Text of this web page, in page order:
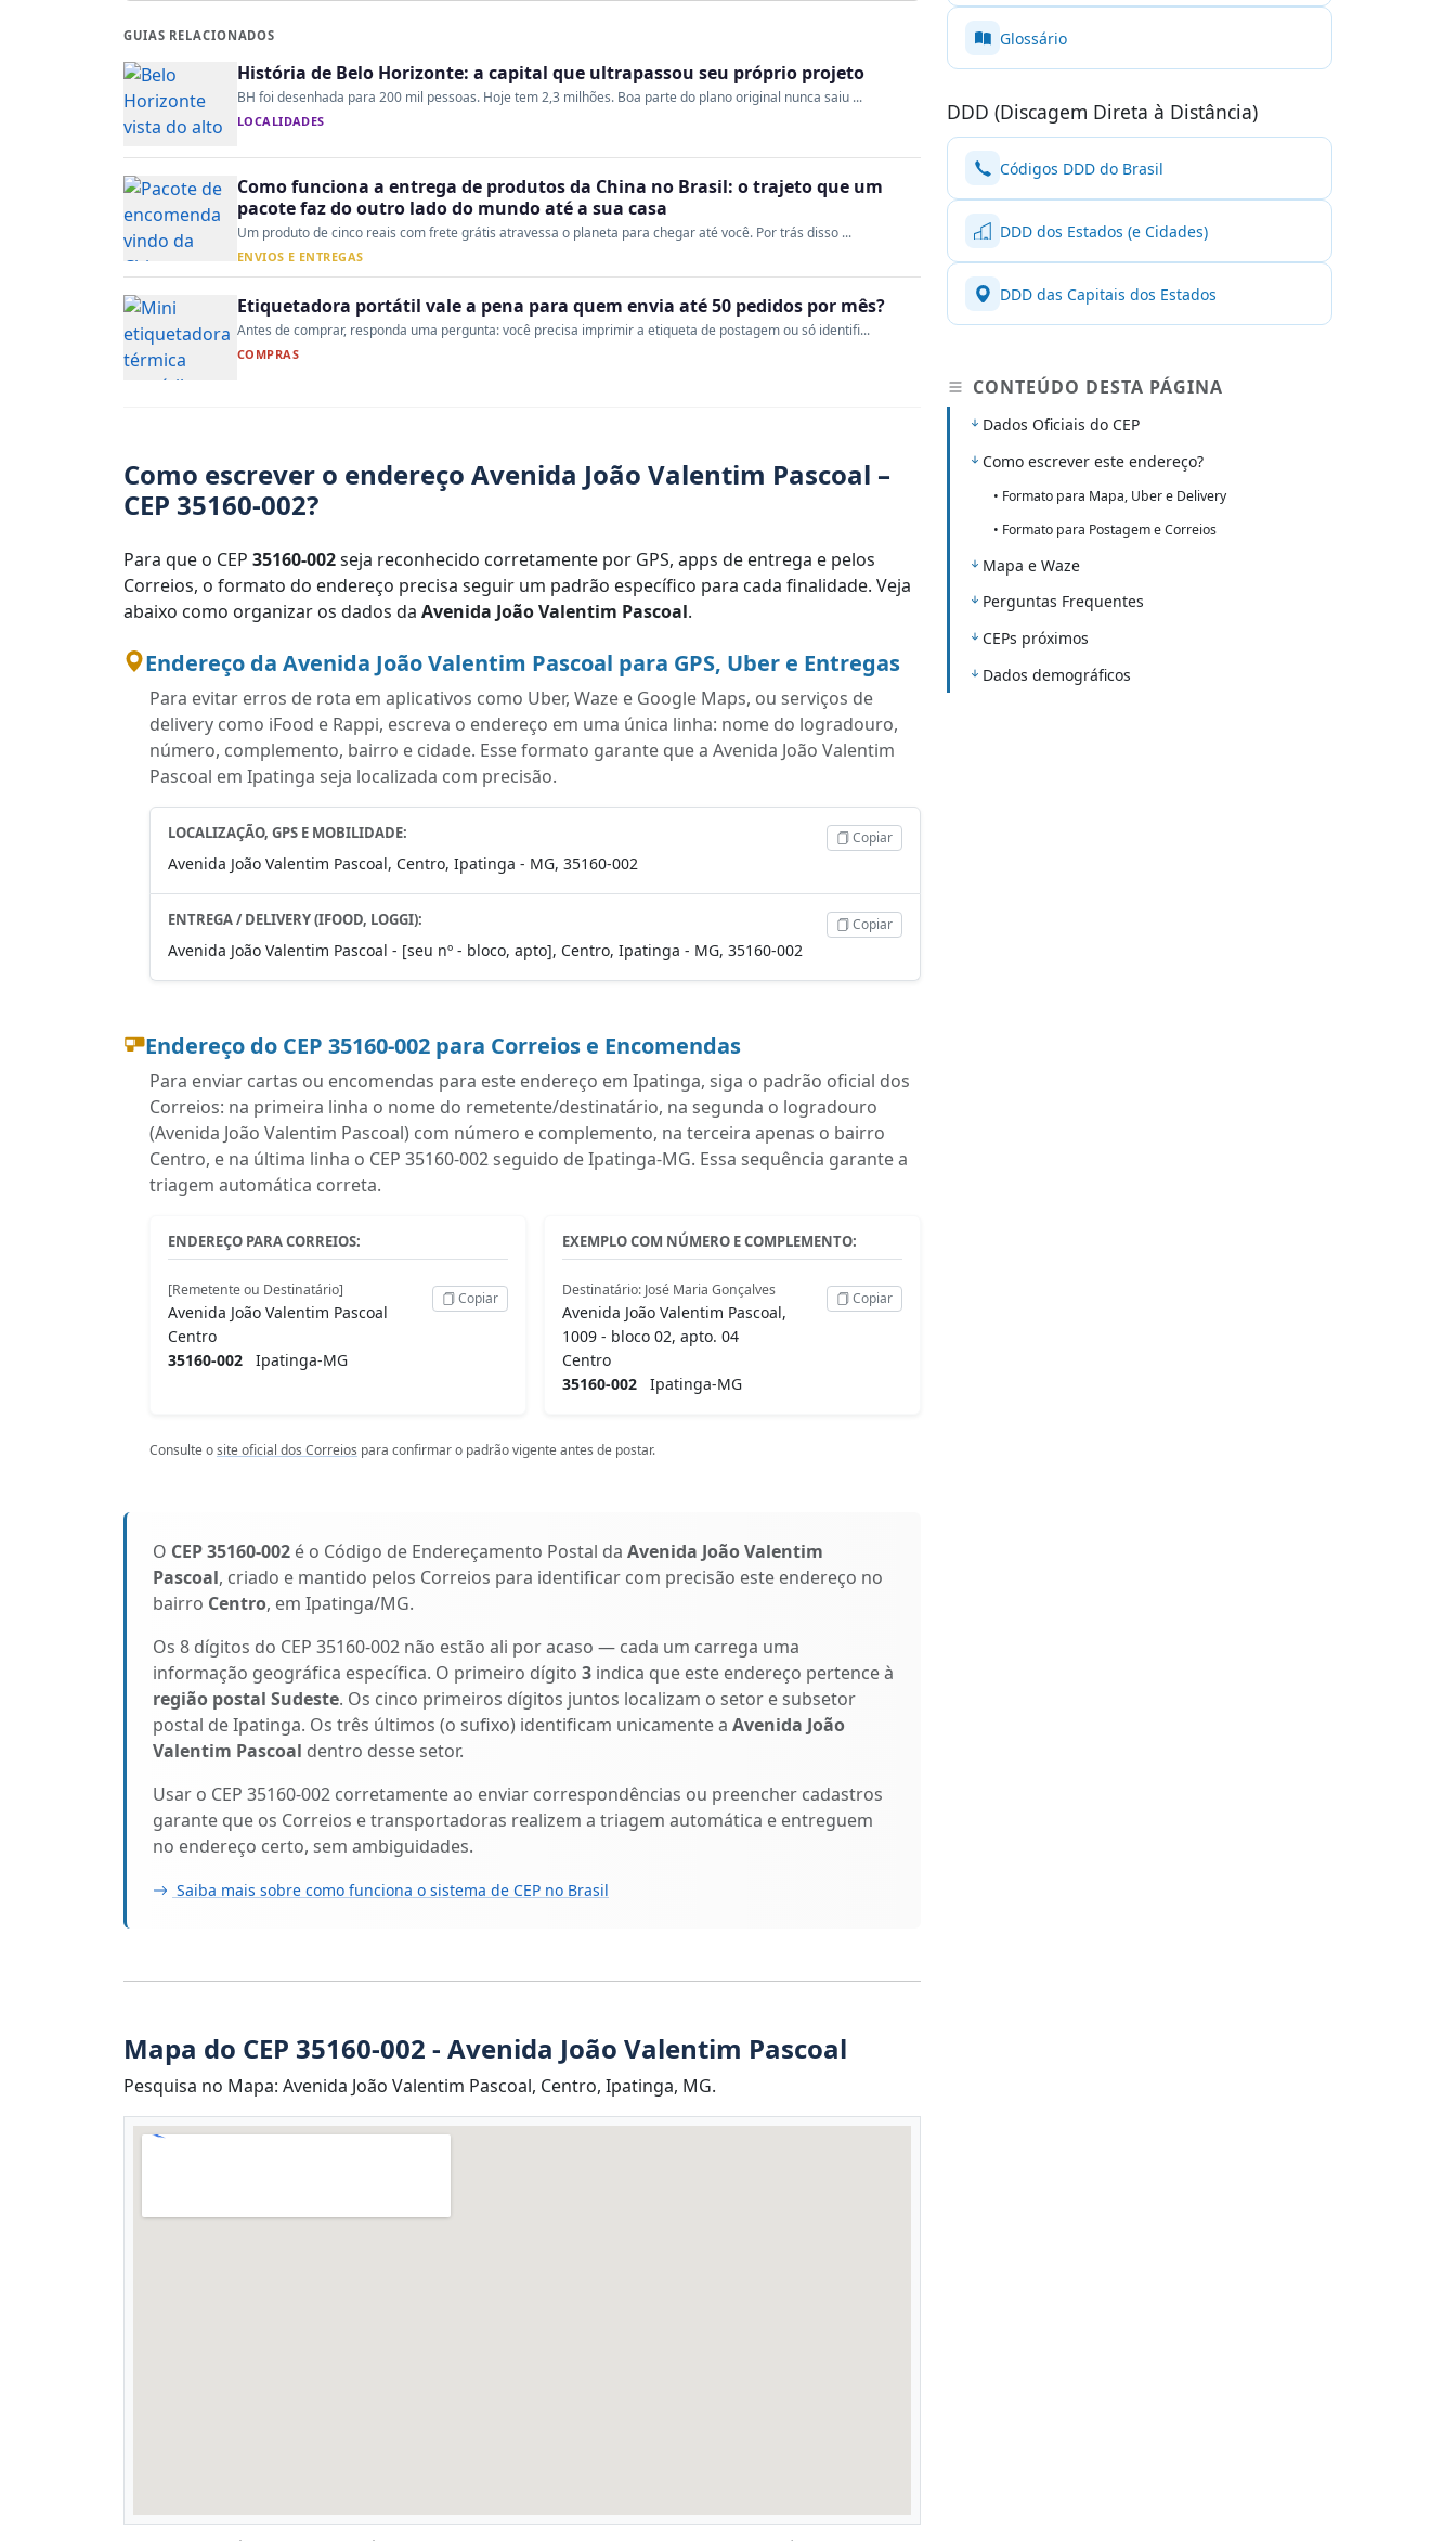
GUIAS RELACIONADOS
História de Belo Horizonte: a capital que ultrapassou seu próprio projeto
BH foi desenhada para 200 mil pessoas. Hoje tem 2,3 milhões. Boa parte do plano original nunca saiu ...
LOCALIDADES
Como funciona a entrega de produtos da China no Brasil: o trajeto que um
pacote faz do outro lado do mundo até a sua casa
Um produto de cinco reais com frete grátis atravessa o planeta para chegar até você. Por trás disso ...
ENVIOS E ENTREGAS
Etiquetadora portátil vale a pena para quem envia até 50 pedidos por mês?
Antes de comprar, responda uma pergunta: você precisa imprimir a etiqueta de postagem ou só identifi...
COMPRAS
Como escrever o endereço Avenida João Valentim Pascoal –
CEP 35160-002?
Para que o CEP 35160-002seja reconhecido corretamente por GPS, apps de entrega e pelos
Correios, o formato do endereço precisa seguir um padrão específico para cada finalidade. Veja
abaixo como organizar os dados da Avenida João Valentim Pascoal.
Endereço da Avenida João Valentim Pascoal para GPS, Uber e Entregas
Para evitar erros de rota em aplicativos como Uber, Waze e Google Maps, ou serviços de
delivery como iFood e Rappi, escreva o endereço em uma única linha: nome do logradouro,
número, complemento, bairro e cidade. Esse formato garante que a Avenida João Valentim
Pascoal em Ipatinga seja localizada com precisão.
LOCALIZAÇÃO, GPS E MOBILIDADE:
Avenida João Valentim Pascoal, Centro, Ipatinga - MG, 35160-002
Copiar
ENTREGA / DELIVERY (IFOOD, LOGGI):
Avenida João Valentim Pascoal - [seu nº - bloco, apto], Centro, Ipatinga - MG, 35160-002
Copiar
Endereço do CEP 35160-002 para Correios e Encomendas
Para enviar cartas ou encomendas para este endereço em Ipatinga, siga o padrão oficial dos
Correios: na primeira linha o nome do remetente/destinatário, na segunda o logradouro
(Avenida João Valentim Pascoal) com número e complemento, na terceira apenas o bairro
Centro, e na última linha o CEP 35160-002 seguido de Ipatinga-MG. Essa sequência garante a
triagem automática correta.
ENDEREÇO PARA CORREIOS:
[Remetente ou Destinatário]
Avenida João Valentim Pascoal
Centro
35160-002 Ipatinga-MG
Copiar
EXEMPLO COM NÚMERO E COMPLEMENTO:
Destinatário: José Maria Gonçalves
Avenida João Valentim Pascoal,
1009 - bloco 02, apto. 04
Centro
35160-002 Ipatinga-MG
Copiar
Consulte osite oficial dos Correios para confirmar o padrão vigente antes de postar.
O CEP 35160-002 é o Código de Endereçamento Postal da Avenida João Valentim
Pascoal, criado e mantido pelos Correios para identificar com precisão este endereço no
bairro Centro, em Ipatinga/MG.
Os 8 dígitos do CEP 35160-002 não estão ali por acaso — cada um carrega uma
informação geográfica específica. O primeiro dígito 3 indica que este endereço pertence à
região postal Sudeste. Os cinco primeiros dígitos juntos localizam o setor e subsetor
postal de Ipatinga. Os três últimos (o sufixo) identificam unicamente a Avenida João
Valentim Pascoal dentro desse setor.
Usar o CEP 35160-002 corretamente ao enviar correspondências ou preencher cadastros
garante que os Correios e transportadoras realizem a triagem automática e entreguem
no endereço certo, sem ambiguidades.
Saiba mais sobre como funciona o sistema de CEP no Brasil
Mapa do CEP 35160-002 - Avenida João Valentim Pascoal
Pesquisa no Mapa: Avenida João Valentim Pascoal, Centro, Ipatinga, MG.
Glossário
DDD (Discagem Direta à Distância)
Códigos DDD do Brasil
DDD dos Estados (e Cidades)
DDD das Capitais dos Estados
CONTEÚDO DESTA PÁGINA
Dados Oficiais do CEP
Como escrever este endereço?
• Formato para Mapa, Uber e Delivery
• Formato para Postagem e Correios
Mapa e Waze
Perguntas Frequentes
CEPs próximos
Dados demográficos